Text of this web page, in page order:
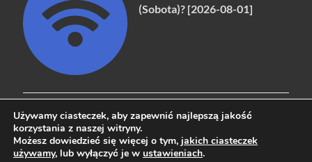
(Sobota)? [2026-08-01]
Copyright © 2026naziemna.info - Telewizja cyfrowa, Radio,
Używamy ciasteczek, aby zapewnić najlepszą jakość
korzystania z naszej witryny.
Możesz dowiedzieć się więcej o tym, jakich ciasteczek
używamy, lub wyłączyć je w ustawieniach.